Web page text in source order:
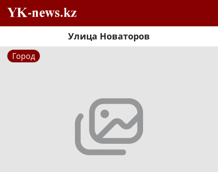
Улица Новаторов
Город